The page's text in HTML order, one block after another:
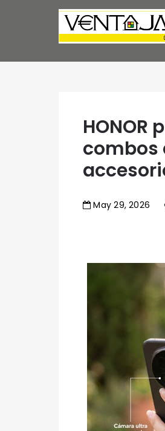
combos
May 29,2026